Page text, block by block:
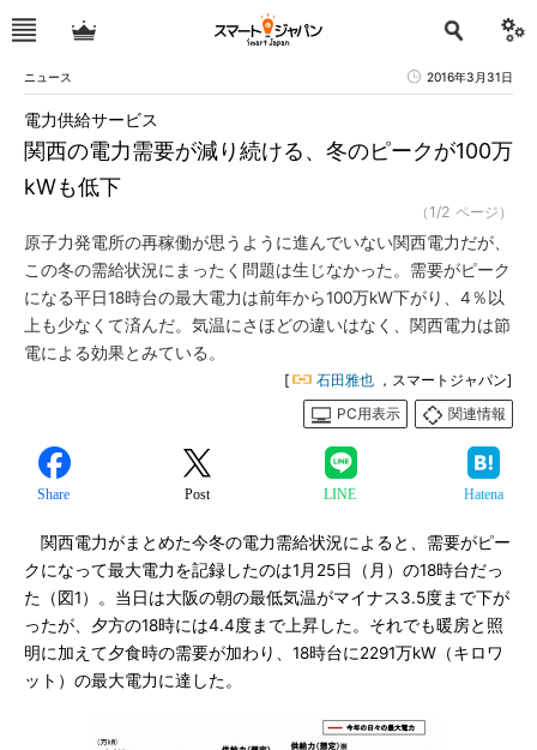
ニュース 2016年3月31日
関西の電力需要が減り続ける、冬のピークが100万
kWも低下
電力供給サービス
（1/2 ページ）
原子力発電所の再稼働が思うように進んでいない関西電力だが、
この冬の需給状況にまったく問題は生じなかった。需要がピーク
になる平日18時台の最大電力は前年から100万kW下がり、4％以
上も少なくて済んだ。気温にさほどの違いはなく、関西電力は節
電による効果とみている。
[ 石田雅也 ，スマートジャパン]
PC用表示
関連情報
Share Post LINE Hatena
関西電力がまとめた今冬の電力需給状況によると、需要がピー
クになって最大電力を記録したのは1月25日（月）の18時台だっ
た（図1）。当日は大阪の朝の最低気温がマイナス3.5度まで下が
ったが、夕方の18時には4.4度まで上昇した。それでも暖房と照
明に加えて夕食時の需要が加わり、18時台に2291万kW（キロワ
ット）の最大電力に達した。